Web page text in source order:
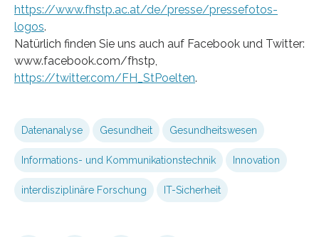
https://www.fhstp.ac.at/de/presse/pressefotos-
logos.
Natürlich finden Sie uns auch auf Facebook und Twitter:
www.facebook.com/fhstp,
https://twitter.com/FH_StPoelten.
Datenanalyse Gesundheit Gesundheitswesen
Informations- und Kommunikationstechnik Innovation
interdisziplinäre Forschung IT-Sicherheit